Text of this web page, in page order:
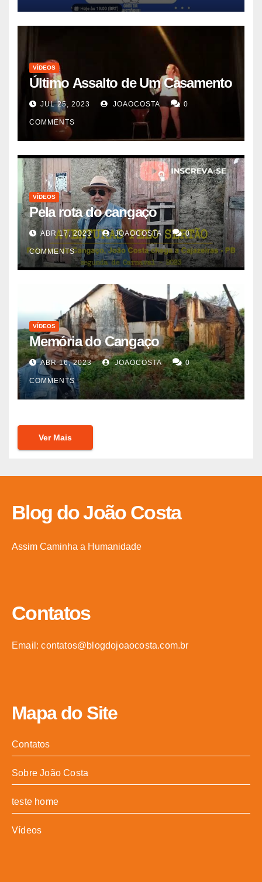
VÍDEOS
Último Assalto de Um Casamento
JUL 25, 2023 JOAOCOSTA 0
COMMENTS
VÍDEOS
Pela rota do cangaço
ABR 17, 2023 JOAOCOSTA 0
COMMENTS
VÍDEOS
Memória do Cangaço
ABR 16, 2023 JOAOCOSTA 0
COMMENTS
Ver Mais
Blog do João Costa
Assim Caminha a Humanidade
Contatos
Email: contatos@blogdojoaocosta.com.br
Mapa do Site
Contatos
Sobre João Costa
teste home
Vídeos